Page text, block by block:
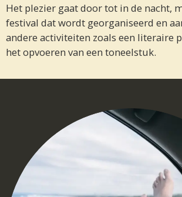
Het plezier gaat door tot in de nacht,
festival dat wordt georganiseerd en
andere activiteiten zoals een literaire
het opvoeren van een toneelstuk.